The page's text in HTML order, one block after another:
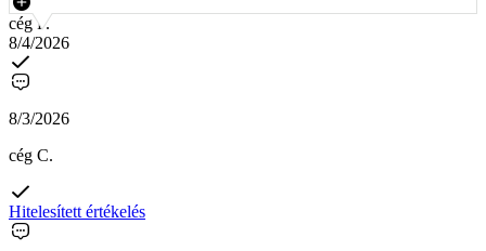
cég F.
8/4/2026
8/3/2026
cég C.
Hitelesített értékelés